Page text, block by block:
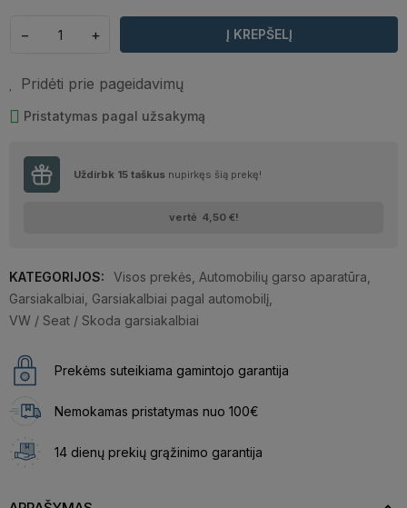
− + Į KREPŠELĮ
Pridėti prie pageidavimų
Pristatymas pagal užsakymą
Uždirbk 15 taškus nupirkęs šią prekę!
vertė 4,50 €!
KATEGORIJOS: Visos prekės Automobilių garso aparatūra
Garsiakalbiai Garsiakalbiai pagal automobilį
VW / Seat / Skoda garsiakalbiai
Prekėms suteikiama gamintojo garantija
Nemokamas pristatymas nuo 100€
14 dienų prekių grąžinimo garantija